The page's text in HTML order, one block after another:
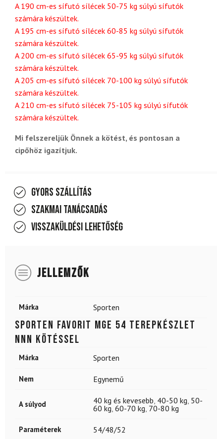
A 190 cm-es sífutó sílécek 50-75 kg súlyú sífutók
számára készültek.
A 195 cm-es sífutó sílécek 60-85 kg súlyú sífutók
számára készültek.
A 200 cm-es sífutó sílécek 65-95 kg súlyú sífutók
számára készültek.
A 205 cm-es sífutó sílécek 70-100 kg súlyú sífutók
számára készültek.
A 210 cm-es sífutó sílécek 75-105 kg súlyú sífutók
számára készültek.
Mi felszereljük Önnek a kötést, és pontosan a
cipőhöz igazítjuk.
Gyors szállítás
Szakmai tanácsadás
Visszaküldési lehetőség
JELLEMZŐK
Márka Sporten
SPORTEN Favorit MgE 54 terepkészlet
NNN kötéssel
Márka Sporten
Nem Egynemű
A súlyod 40 kg és kevesebb 40-50 kg 50-
60 kg 60-70 kg 70-80 kg
Paraméterek 54/48/52